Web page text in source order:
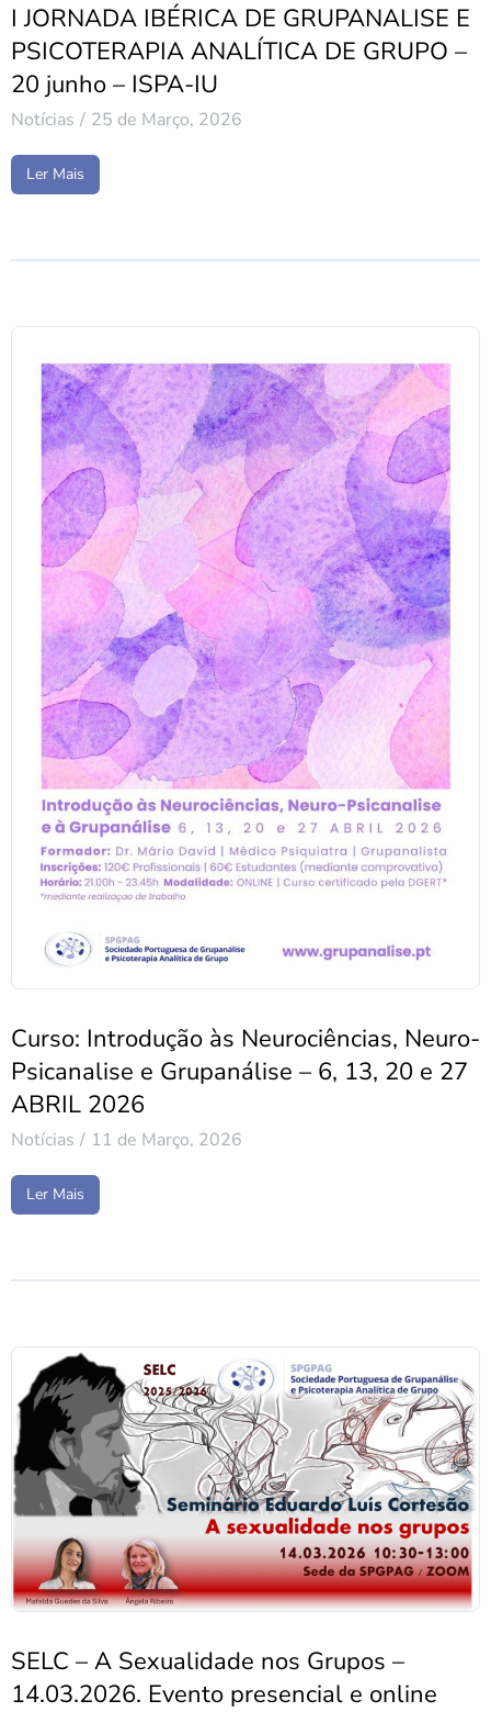
I JORNADA IBÉRICA DE GRUPANALISE E
PSICOTERAPIA ANALÍTICA DE GRUPO –
20 junho – ISPA-IU
Notícias 25 de Março, 2026
Ler Mais
Curso: Introdução às Neurociências, Neuro-
Psicanalise e Grupanálise – 6, 13, 20 e 27
ABRIL 2026
Notícias 11 de Março, 2026
Ler Mais
SELC – A Sexualidade nos Grupos –
14.03.2026. Evento presencial e online